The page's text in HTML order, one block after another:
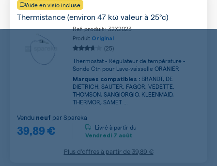
Aide en visio incluse
Thermistance (environ 47 kω valeur à 25°c)
Ref. produit : 32X2023
Produit Original
(25)
Thermostat - Régulateur de température -
Sonde Ctn pour Lave-vaisselle ORANIER
Marques compatibles : BRANDT, DE
DIETRICH, SAUTER, FAGOR, VEDETTE,
THOMSON, SANGIORGIO, KLEENMAID,
THERMOR, SAMET ...
39,89 €
Vendu neuf parSpareka
Livré à partir du
Vendredi 7 août
Plus d’offres à partir de 39,89 €